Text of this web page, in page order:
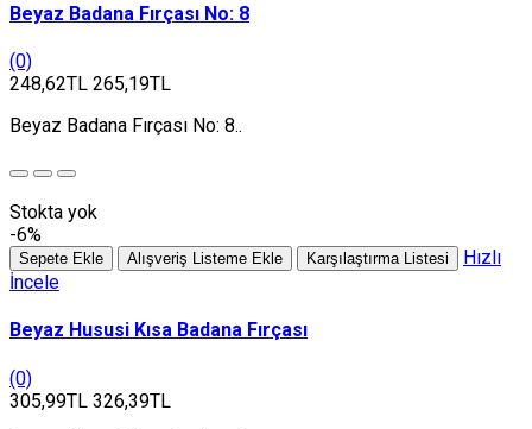
Beyaz Badana Fırçası No: 8
(0)
248,62TL 265,19TL
Beyaz Badana Fırçası No: 8..
Stokta yok
-6%
Sepete Ekle Alışveriş Listeme Ekle Karşılaştırma Listesi
Hızlı
İncele
Beyaz Hususi Kısa Badana Fırçası
(0)
305,99TL 326,39TL